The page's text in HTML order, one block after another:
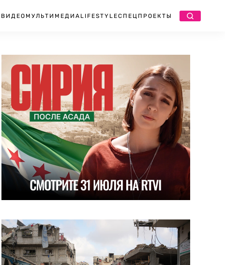
ВИДЕО МУЛЬТИМЕДИА LIFESTYLEСПЕЦПРОЕКТЫ